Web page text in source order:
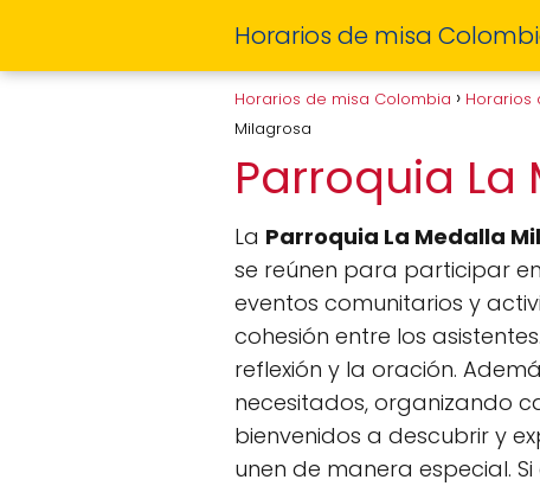
Horarios de misa
Horarios de misa Colombia Horarios
Milagrosa
Parroquia
La Parroquia La Medalla
se reúnen para participar
eventos comunitarios y
cohesión entre los
reflexión y la oración.
necesitados, organizando
bienvenidos a descubrir y
unen de manera especial.